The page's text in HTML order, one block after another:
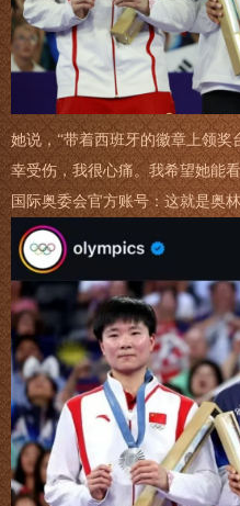
她说，“带着西班牙的徽章上领
幸受伤，我很心痛。我希望她能
国际奥委会官方账号：这就是奥